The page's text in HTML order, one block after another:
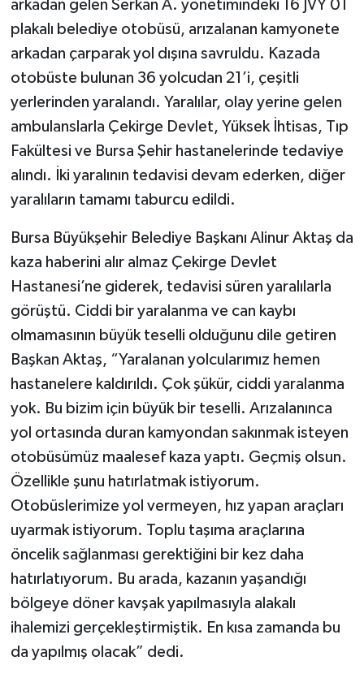
arkadan gelen Serkan A. yönetimindeki 16 JVY 01
plakalı belediye otobüsü, arızalanan kamyonete
arkadan çarparak yol dışına savruldu. Kazada
otobüste bulunan 36 yolcudan 21’i, çeşitli
yerlerinden yaralandı. Yaralılar, olay yerine gelen
ambulanslarla Çekirge Devlet, Yüksek İhtisas, Tıp
Fakültesi ve Bursa Şehir hastanelerinde tedaviye
alındı. İki yaralının tedavisi devam ederken, diğer
yaralıların tamamı taburcu edildi.
Bursa Büyükşehir Belediye Başkanı Alinur Aktaş da
kaza haberini alır almaz Çekirge Devlet
Hastanesi’ne giderek, tedavisi süren yaralılarla
görüştü. Ciddi bir yaralanma ve can kaybı
olmamasının büyük teselli olduğunu dile getiren
Başkan Aktaş, “Yaralanan yolcularımız hemen
hastanelere kaldırıldı. Çok şükür, ciddi yaralanma
yok. Bu bizim için büyük bir teselli. Arızalanınca
yol ortasında duran kamyondan sakınmak isteyen
otobüsümüz maalesef kaza yaptı. Geçmiş olsun.
Özellikle şunu hatırlatmak istiyorum.
Otobüslerimize yol vermeyen, hız yapan araçları
uyarmak istiyorum. Toplu taşıma araçlarına
öncelik sağlanması gerektiğini bir kez daha
hatırlatıyorum. Bu arada, kazanın yaşandığı
bölgeye döner kavşak yapılmasıyla alakalı
ihalemizi gerçekleştirmiştik. En kısa zamanda bu
da yapılmış olacak” dedi.